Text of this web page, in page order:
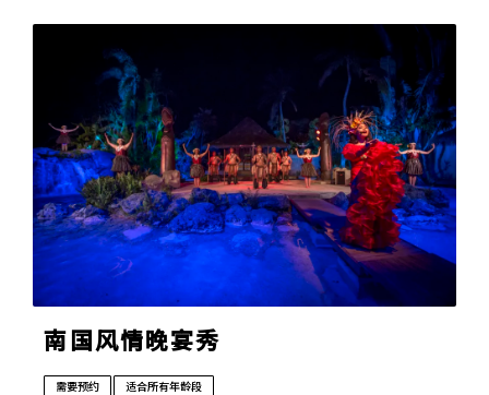
南国风情晚宴秀
需要预约
适合所有年龄段